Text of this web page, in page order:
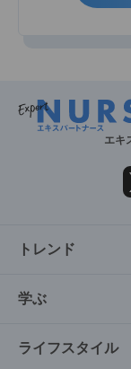
エキ
トレンド
学ぶ
ライフスタイル